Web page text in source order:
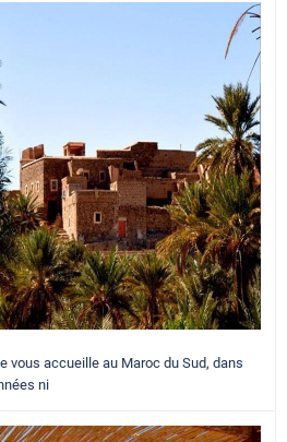
vous accueille au Maroc du Sud, dans
ni